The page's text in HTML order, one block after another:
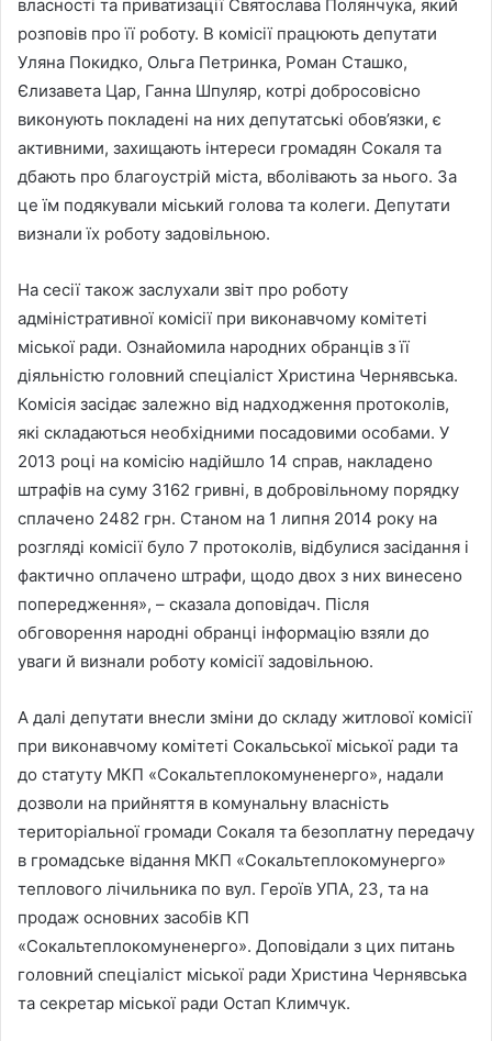
власності та приватизації Святослава Полянчука, який
розповів про її роботу. В комісії працюють депутати
Уляна Покидко, Ольга Петринка, Роман Сташко,
Єлизавета Цар, Ганна Шпуляр, котрі добросовісно
виконують покладені на них депутатські обов’язки, є
активними, захищають інтереси громадян Сокаля та
дбають про благоустрій міста, вболівають за нього. За
це їм подякували міський голова та колеги. Депутати
визнали їх роботу задовільною.
На сесії також заслухали звіт про роботу
адміністративної комісії при виконавчому комітеті
міської ради. Ознайомила народних обранців з її
діяльністю головний спеціаліст Христина Чернявська.
Комісія засідає залежно від надходження протоколів,
які складаються необхідними посадовими особами. У
2013 році на комісію надійшло 14 справ, накладено
штрафів на суму 3162 гривні, в добровільному порядку
сплачено 2482 грн. Станом на 1 липня 2014 року на
розгляді комісії було 7 протоколів, відбулися засідання і
фактично оплачено штрафи, щодо двох з них винесено
попередження», – сказала доповідач. Після
обговорення народні обранці інформацію взяли до
уваги й визнали роботу комісії задовільною.
А далі депутати внесли зміни до складу житлової комісії
при виконавчому комітеті Сокальської міської ради та
до статуту МКП «Сокальтеплокомуненерго», надали
дозволи на прийняття в комунальну власність
територіальної громади Сокаля та безоплатну передачу
в громадське відання МКП «Сокальтеплокомунерго»
теплового лічильника по вул. Героїв УПА, 23, та на
продаж основних засобів КП
«Сокальтеплокомуненерго». Доповідали з цих питань
головний спеціаліст міської ради Христина Чернявська
та секретар міської ради Остап Климчук.